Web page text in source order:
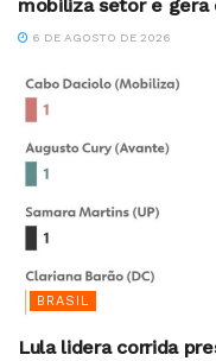
mobiliza setor e gera
6 DE AGOSTO DE 2026
BRASIL
Lula lidera corrida